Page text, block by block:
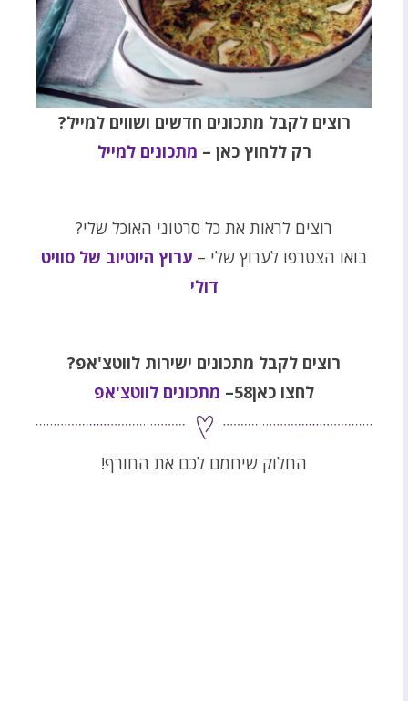
רוצים לקבל מתכונים חדשים ושווים למייל?
רק ללחוץ כאן – מתכונים למייל
רוצים לראות את כל סרטוני האוכל שלי?
בואו הצטרפו לערוץ שלי – ערוץ היוטיוב של סוויט
דולי
רוצים לקבל מתכונים ישירות לווטצ'אפ?
לחצו כאן58–
מתכונים לווטצ'אפ
החלוק שיחמם לכם את החורף!